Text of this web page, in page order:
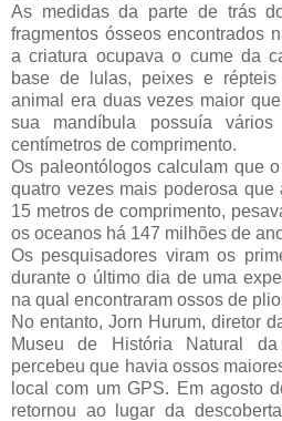
As medidas da parte de trás
fragmentos ósseos encontrados
a criatura ocupava o cume da
base de lulas, peixes e
animal era duas vezes maior
sua mandíbula possuía
centímetros de comprimento.
Os paleontólogos calculam que
quatro vezes mais poderosa que
15 metros de comprimento,
os oceanos há 147 milhões de
Os pesquisadores viram os
durante o último dia de uma
na qual encontraram ossos de
No entanto, Jorn Hurum, diretor
Museu de História Natural
percebeu que havia ossos
local com um GPS. Em agosto
retornou ao lugar da